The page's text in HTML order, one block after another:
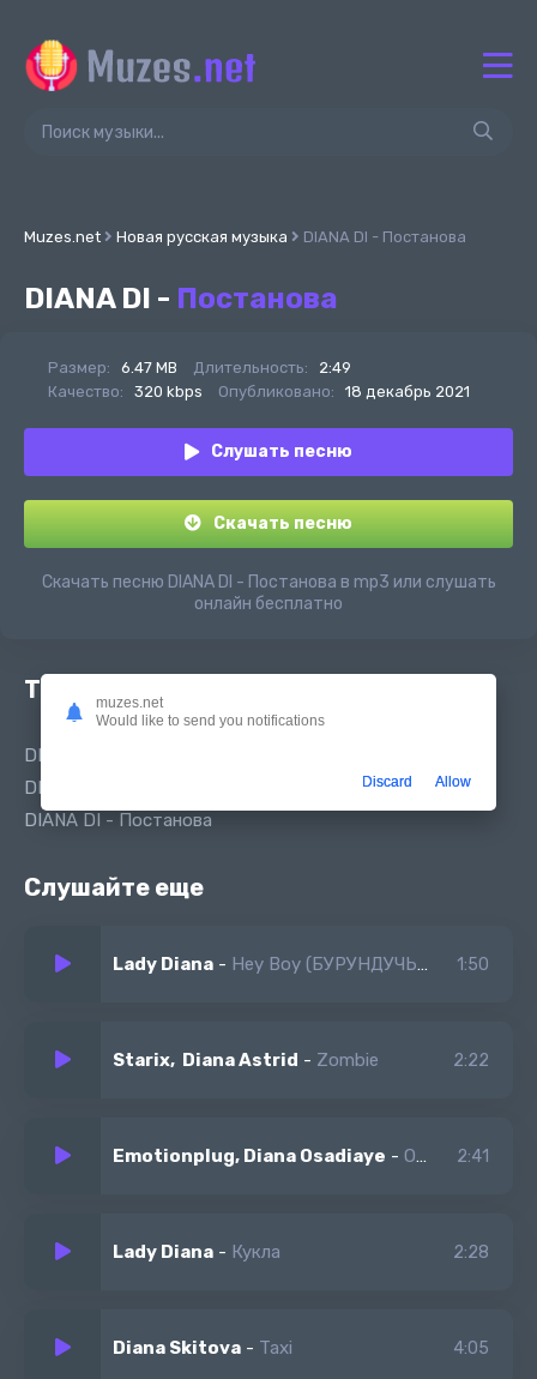
Muzes.net Новая русская музыка DIANA DI - Постанова
DIANA DI - Постанова
Размер: 6.47 MB Длительность:
2:49
Качество:
320 kbps Опубликовано: 18 декабрь 2021
Слушать песню
Скачать песню
Скачать песню DIANA DI - Постанова в mp3 или слушать
онлайн бесплатно
Текст песни
DIANA DI - Постанова
DIANA DI Постанова
DIANA DI - Постанова
Слушайте еще
Lady Diana - Hey Boy (БУРУНДУЧЬЯ ВЕРСИЯ) 1:50
Starix, Diana Astrid - Zombie 2:22
Emotionplug, Diana Osadiaye - Они 2:41
Lady Diana - Кукла 2:28
Diana Skitova - Taxi 4:05
muzes.net
Would like to send you notifications
Discard Allow